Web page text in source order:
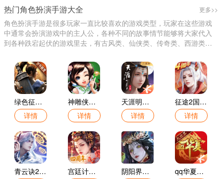
游大全
热门角色扮演手游大全 更多>>
角色扮演手游是很多玩家一直比较喜欢的游戏类型，玩家在这些游戏
中通常会扮演游戏中的主人公，各种不同的故事情节能够将大家代入
到各种跌宕起伏的游戏里去，有古风类、仙侠类、传奇类、西游类等
绿色征途怀手游老版安卓版
详情
神雕侠侣手游(含礼包码)账号满级版v2.8.0
详情
天涯明月刀手游正版安卓版
详情
征途2国际服安卓版
详情
青云诀2手游安卓最新版
宫廷计官方正版
阴阳界游戏官方版
qq华夏手游最新版本